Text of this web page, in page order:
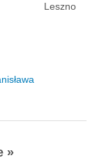
Leszno
»